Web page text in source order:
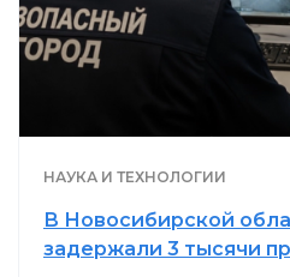
НАУКА И ТЕХНОЛОГИИ
В Новосибирской
задержали 3 тысячи